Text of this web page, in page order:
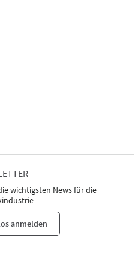
wichtigsten News für die
anmelden